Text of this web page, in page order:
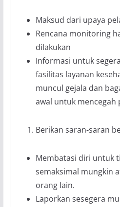
Maksud dari upaya
Rencana monitoring
dilakukan
Informasi untuk
fasilitas layanan
muncul gejala dan
awal untuk mencegah
Berikan saran-saran
Membatasi diri untuk
semaksimal mungkin
orang lain.
Laporkan sesegera